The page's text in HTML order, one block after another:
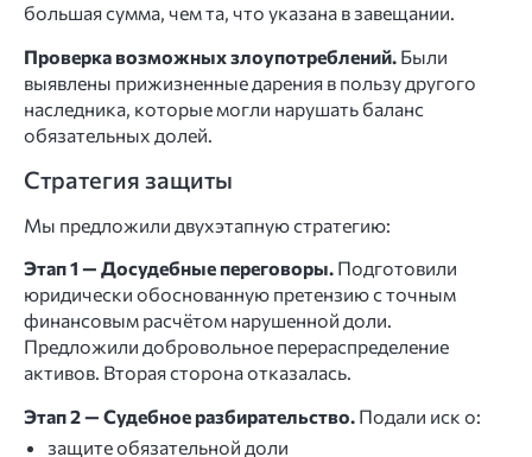
большая сумма, чем та, что указана в завещании.
Проверка возможных злоупотреблений. Были
выявлены прижизненные дарения в пользу другого
наследника, которые могли нарушать баланс
обязательных долей.
Стратегия защиты
Мы предложили двухэтапную стратегию:
Этап 1 — Досудебные переговоры. Подготовили
юридически обоснованную претензию с точным
финансовым расчётом нарушенной доли.
Предложили добровольное перераспределение
активов. Вторая сторона отказалась.
Этап 2 — Судебное разбирательство. Подали иск о:
защите обязательной доли